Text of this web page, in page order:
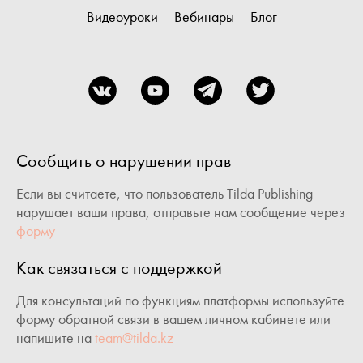
Видеоуроки Вебинары Блог
Сообщить о нарушении прав
Если вы считаете, что пользователь Tilda Publishing
нарушает ваши права, отправьте нам сообщение через
форму
Как связаться с поддержкой
Для консультаций по функциям платформы используйте
форму обратной связи в вашем личном кабинете или
напишите на team@tilda.kz